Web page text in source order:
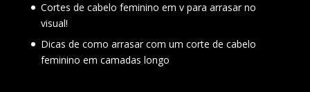
Cortes de cabelo feminino em v para arrasar no
visual!
Dicas de como arrasar com um corte de cabelo
feminino em camadas longo